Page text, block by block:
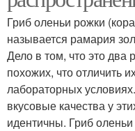
Гриб оленьи рожки
называется рамария
Дело в том, что это два
похожих, что отличить
лабораторных
вкусовые качества у
идентичны. Гриб